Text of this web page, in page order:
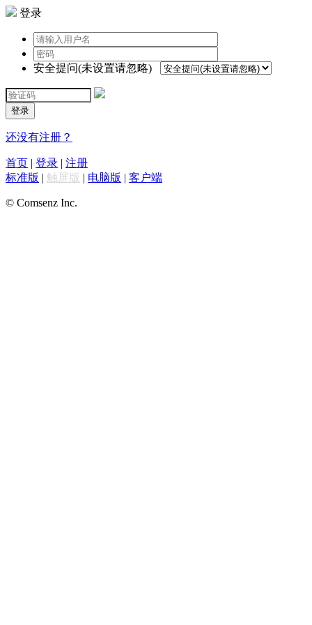
登录
安全提问(未设置请忽略)
登录
还没有注册？
首页 | 登录 | 注册
标准版 | 触屏版 | 电脑版 | 客户端
© Comsenz Inc.